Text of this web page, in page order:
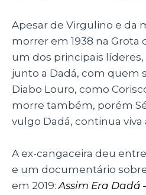
Apesar de Virgulino e da
morrer em 1938 na Grota
um dos principais
junto a Dadá, com quem
Diabo Louro, como
morre também, porém
vulgo Dadá, continua viva
A ex-cangaceira deu
e um documentário
em 2019:Assim Era Dadá